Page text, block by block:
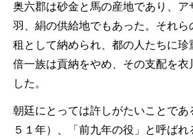
奥六郡は砂金と馬の産地であり、ア
羽、絹の供給地でもあった。それら
租として納められ、都の人たちに珍
倍一族は貢納をやめ、その支配を衣
した。
朝廷にとっては許しがたいことであ
５１年）、「前九年の役」と呼ば